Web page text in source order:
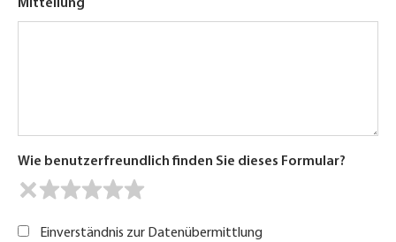
Mitteilung
Wie benutzerfreundlich finden Sie dieses Formular?
Einverständnis zur Datenübermittlung